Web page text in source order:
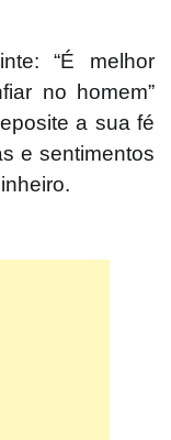
“É melhor
no homem”
a sua fé
e sentimentos